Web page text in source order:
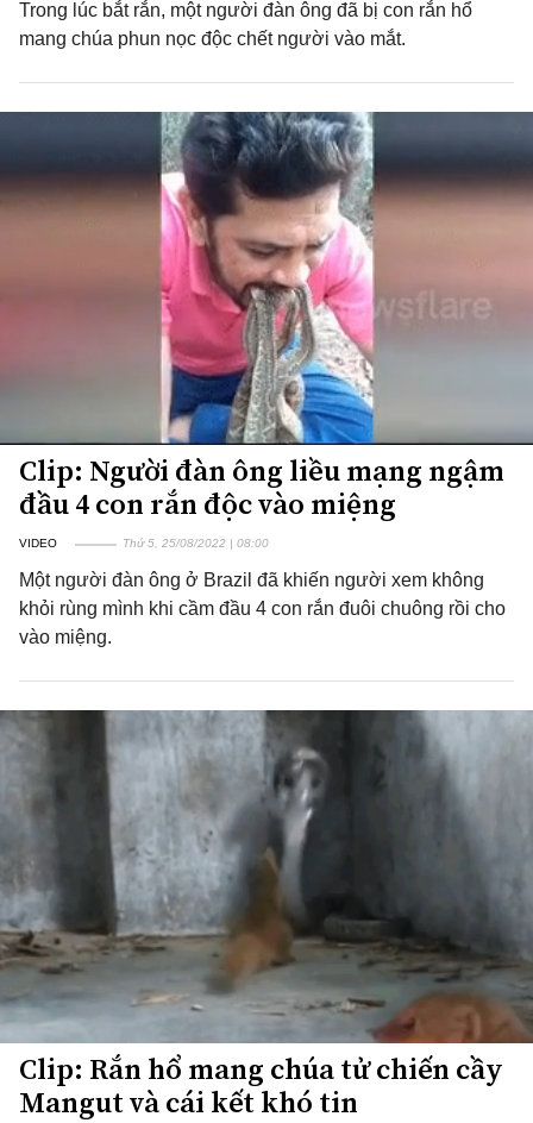
Trong lúc bắt rắn, một người đàn ông đã bị con rắn hổ
mang chúa phun nọc độc chết người vào mắt.
Clip: Người đàn ông liều mạng ngậm
đầu 4 con rắn độc vào miệng
VIDEO Thứ 5, 25/08/2022 | 08:00
Một người đàn ông ở Brazil đã khiến người xem không
khỏi rùng mình khi cầm đầu 4 con rắn đuôi chuông rồi cho
vào miệng.
Clip: Rắn hổ mang chúa tử chiến cầy
Mangut và cái kết khó tin